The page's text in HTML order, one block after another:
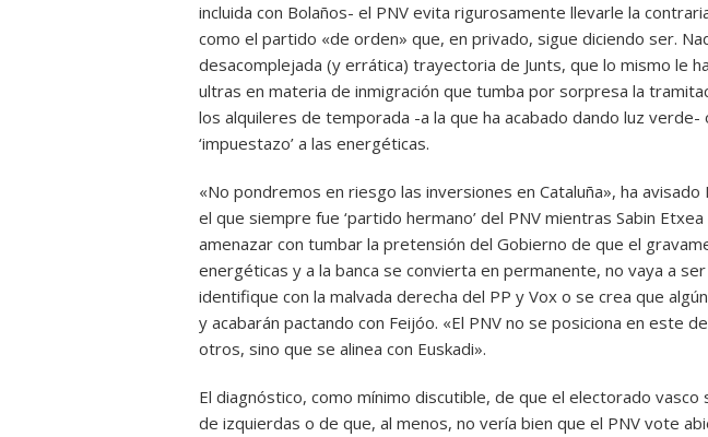
incluida con Bolaños- el PNV evita rigurosamente llevarle la
como el partido «de orden» que, en privado, sigue diciendo ser.
desacomplejada (y errática) trayectoria de Junts, que lo mismo le
ultras en materia de inmigración que tumba por sorpresa la
los alquileres de temporada -a la que ha acabado dando luz verde-
‘impuestazo’ a las energéticas.
«No pondremos en riesgo las inversiones en Cataluña», ha
el que siempre fue ‘partido hermano’ del PNV mientras Sabin
amenazar con tumbar la pretensión del Gobierno de que el
energéticas y a la banca se convierta en permanente, no vaya a
identifique con la malvada derecha del PP y Vox o se crea que
y acabarán pactando con Feijóo. «El PNV no se posiciona en este
otros, sino que se alinea con Euskadi».
El diagnóstico, como mínimo discutible, de que el electorado
de izquierdas o de que, al menos, no vería bien que el PNV vote